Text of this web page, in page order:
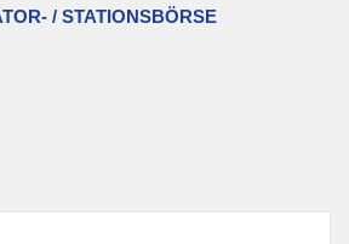
/ STATIONSBÖRSE